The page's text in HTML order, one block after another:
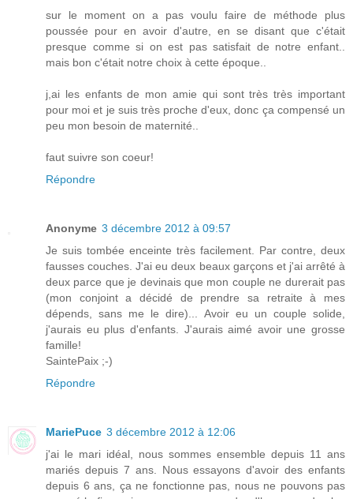
sur le moment on a pas voulu faire de méthode plus
poussée pour en avoir d'autre, en se disant que c'était
presque comme si on est pas satisfait de notre enfant..
mais bon c'était notre choix à cette époque..
j,ai les enfants de mon amie qui sont très très important
pour moi et je suis très proche d'eux, donc ça compensé un
peu mon besoin de maternité..
faut suivre son coeur!
Répondre
Anonyme 3 décembre 2012 à 09:57
Je suis tombée enceinte très facilement. Par contre, deux
fausses couches. J'ai eu deux beaux garçons et j'ai arrêté à
deux parce que je devinais que mon couple ne durerait pas
(mon conjoint a décidé de prendre sa retraite à mes
dépends, sans me le dire)... Avoir eu un couple solide,
j'aurais eu plus d'enfants. J'aurais aimé avoir une grosse
famille!
SaintePaix ;-)
Répondre
MariePuce 3 décembre 2012 à 12:06
j'ai le mari idéal, nous sommes ensemble depuis 11 ans
mariés depuis 7 ans. Nous essayons d'avoir des enfants
depuis 6 ans, ça ne fonctionne pas, nous ne pouvons pas